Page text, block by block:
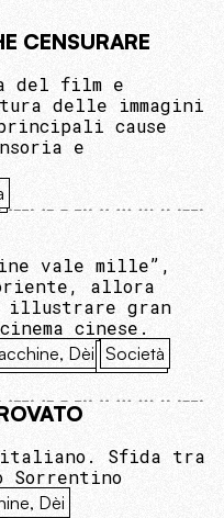
CENSURARE
del film e
delle immagini
cause
e
vale mille”,
oriente, allora
illustrare gran
cinese.
Dèi Società
italiano. Sfida tra
Sorrentino
Dèi